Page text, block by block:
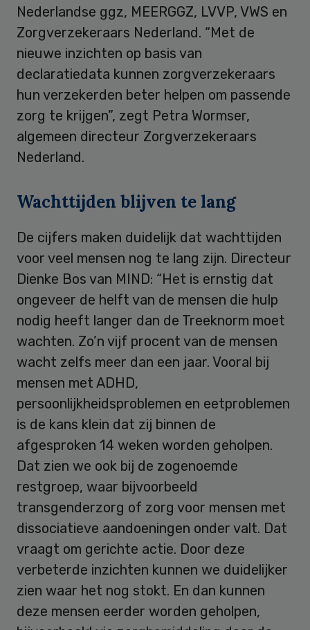
Nederlandse ggz, MEERGGZ, LVVP, VWS en
Zorgverzekeraars Nederland. “Met de
nieuwe inzichten op basis van
declaratiedata kunnen zorgverzekeraars
hun verzekerden beter helpen om passende
zorg te krijgen”, zegt Petra Wormser,
algemeen directeur Zorgverzekeraars
Nederland.
Wachttijden blijven te lang
De cijfers maken duidelijk dat wachttijden
voor veel mensen nog te lang zijn. Directeur
Dienke Bos van MIND: “Het is ernstig dat
ongeveer de helft van de mensen die hulp
nodig heeft langer dan de Treeknorm moet
wachten. Zo’n vijf procent van de mensen
wacht zelfs meer dan een jaar. Vooral bij
mensen met ADHD,
persoonlijkheidsproblemen en eetproblemen
is de kans klein dat zij binnen de
afgesproken 14 weken worden geholpen.
Dat zien we ook bij de zogenoemde
restgroep, waar bijvoorbeeld
transgenderzorg of zorg voor mensen met
dissociatieve aandoeningen onder valt. Dat
vraagt om gerichte actie. Door deze
verbeterde inzichten kunnen we duidelijker
zien waar het nog stokt. En dan kunnen
deze mensen eerder worden geholpen,